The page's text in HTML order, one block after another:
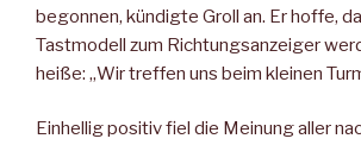
begonnen, kündigte Groll an. Er hoffe,
Tastmodell zum Richtungsanzeiger
heiße: „Wir treffen uns beim kleinen
Einhellig positiv fiel die Meinung aller